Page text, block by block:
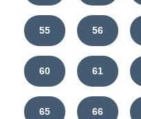
55 56
60 61
65 66